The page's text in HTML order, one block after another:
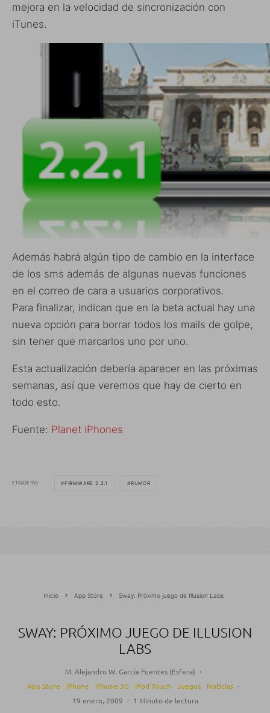
mejora en la velocidad de sincronización con
iTunes.
Además habrá algún tipo de cambio en la interface
de los sms además de algunas nuevas funciones
en el correo de cara a usuarios corporativos.
Para finalizar, indican que en la beta actual hay una
nueva opción para borrar todos los mails de golpe,
sin tener que marcarlos uno por uno.
Esta actualización debería aparecer en las próximas
semanas, así que veremos que hay de cierto en
todo esto.
Fuente: Planet iPhones
ETIQUETAS FIRMWARE 2.2.1 RUMOR
Inicio App Store Sway: Próximo juego de Illusion Labs
SWAY: PRÓXIMO JUEGO DE ILLUSION
LABS
M. Alejandro W. García Fuentes (Esfera) ·
App Store
iPhone iPhone 3G iPod Touch Juegos Noticias ·
19 enero, 2009 · 1 Minuto de lectura